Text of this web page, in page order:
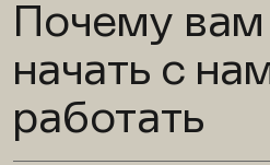
Почему вам
начать с
работать